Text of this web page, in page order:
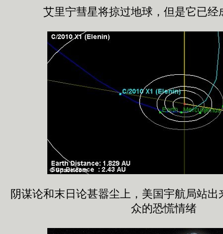
艾里宁彗星将掠过地球，但是它已经
阴谋论和末日论甚嚣尘上，美国宇航局站
众的恐慌情绪